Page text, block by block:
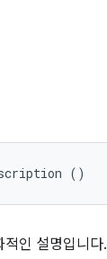
()
적인 설명입니다.